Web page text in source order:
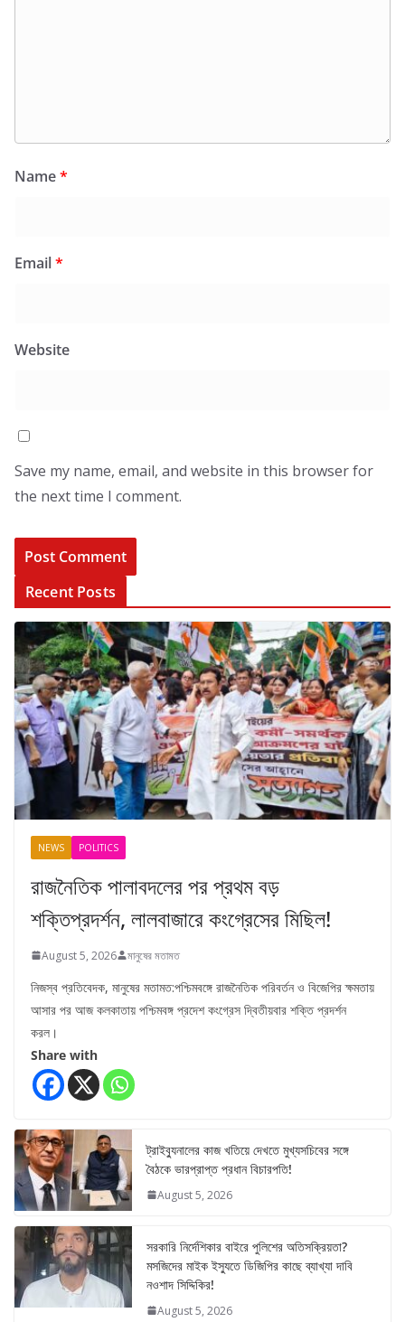
Name*
Email*
Website
Save my name, email, and website in this browser for
the next time I comment.
Recent Posts
NEWS POLITICS
রাজনৈতিক পালাবদলের পর প্রথম বড়
শক্তিপ্রদর্শন, লালবাজারে কংগ্রেসের মিছিল!
August 5, 2026 মানুষের মতামত
নিজস্ব প্রতিবেদক, মানুষের মতামত:পশ্চিমবঙ্গে রাজনৈতিক পরিবর্তন ও বিজেপির ক্ষমতায়
আসার পর আজ কলকাতায় পশ্চিমবঙ্গ প্রদেশ কংগ্রেস দ্বিতীয়বার শক্তি প্রদর্শন
করল।
Share with
ট্রাইব্যুনালের কাজ খতিয়ে দেখতে মুখ্যসচিবের সঙ্গে
বৈঠকে ভারপ্রাপ্ত প্রধান বিচারপতি!
August 5, 2026
সরকারি নির্দেশিকার বাইরে পুলিশের অতিসক্রিয়তা?
মসজিদের মাইক ইস্যুতে ডিজিপির কাছে ব্যাখ্যা দাবি
নওশাদ সিদ্দিকির!
August 5, 2026